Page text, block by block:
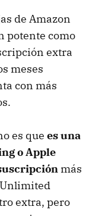
de Amazon
potente como
extra
meses
con más
es que es una
o Apple
más
Unlimited
extra, pero